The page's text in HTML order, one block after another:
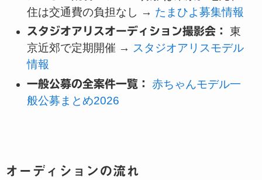
住は交通費の負担なし → たまひよ募集情報
スタジオアリスオーディション撮影会：
東
京近郊で定期開催 → スタジオアリスモデル
情報
一般公募の全案件一覧：
赤ちゃんモデル一
般公募まとめ2026
オーディションの流れ